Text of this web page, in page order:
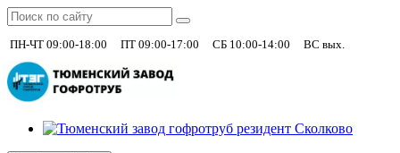
ПН-ЧТ 09:00-18:00 ПТ 09:00-17:00 СБ 10:00-14:00 ВС вых.